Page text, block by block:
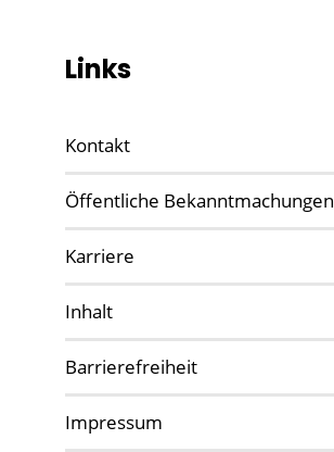
Links
Kontakt
Öffentliche Bekanntmachungen
Karriere
Inhalt
Barrierefreiheit
Impressum